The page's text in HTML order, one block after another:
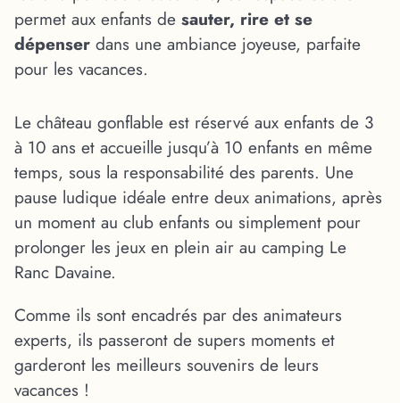
permet aux enfants de sauter, rire et se
dépenser dans une ambiance joyeuse, parfaite
pour les vacances.
Le château gonflable est réservé aux enfants de 3
à 10 ans et accueille jusqu’à 10 enfants en même
temps, sous la responsabilité des parents. Une
pause ludique idéale entre deux animations, après
un moment au club enfants ou simplement pour
prolonger les jeux en plein air au camping Le
Ranc Davaine.
Comme ils sont encadrés par des animateurs
experts, ils passeront de supers moments et
garderont les meilleurs souvenirs de leurs
vacances !